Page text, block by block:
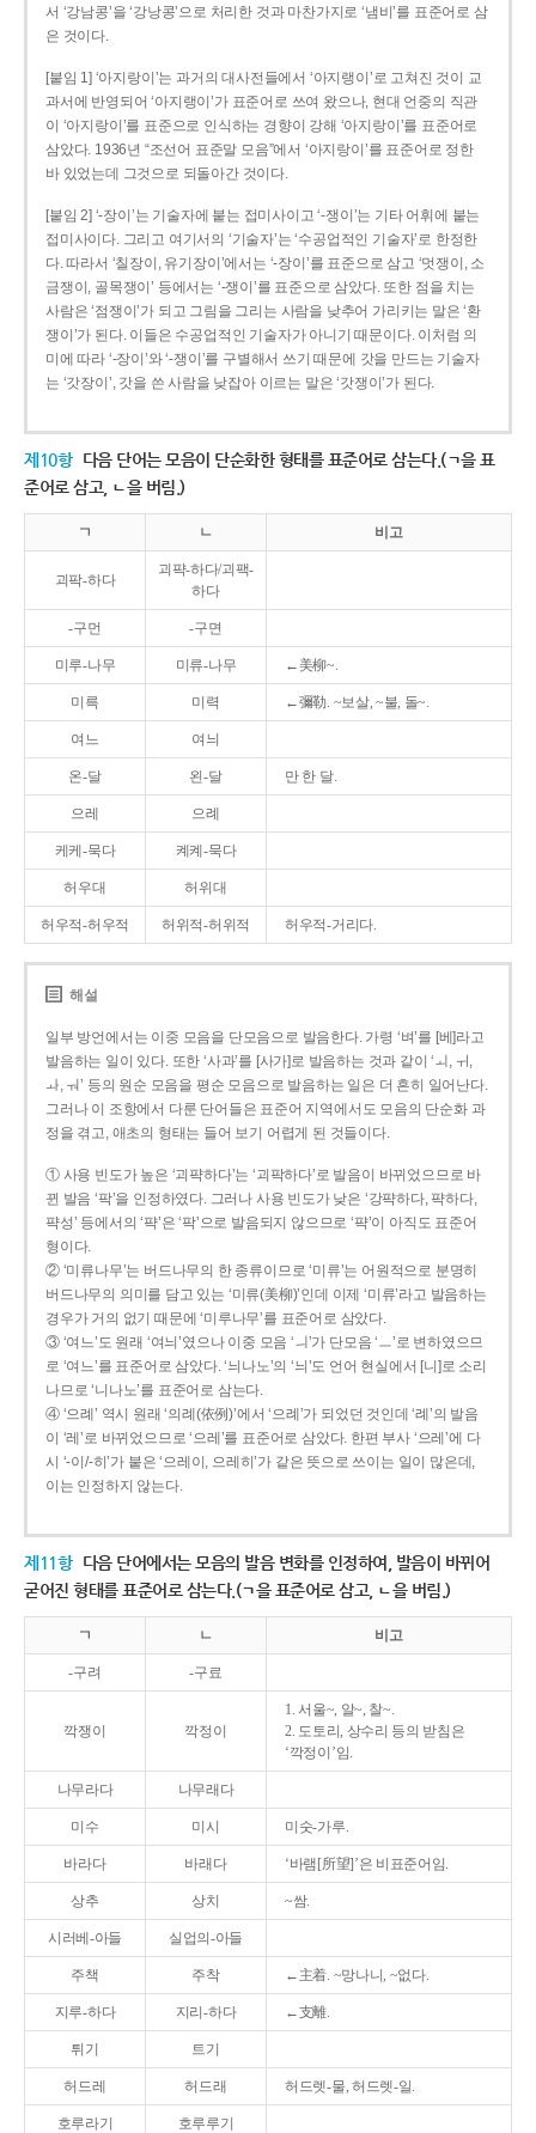
서 ‘강남콩’을 ‘강낭콩’으로 처리한 것과 마찬가지로 ‘냄비’를 표준어로 삼
은 것이다.
[붙임 1] ‘아지랑이’는 과거의 대사전들에서 ‘아지랭이’로 고쳐진 것이 교
과서에 반영되어 ‘아지랭이’가 표준어로 쓰여 왔으나, 현대 언중의 직관
이 ‘아지랑이’를 표준으로 인식하는 경향이 강해 ‘아지랑이’를 표준어로
삼았다. 1936년 “조선어 표준말 모음”에서 ‘아지랑이’를 표준어로 정한
바 있었는데 그것으로 되돌아간 것이다.
[붙임 2] ‘-장이’는 기술자에 붙는 접미사이고 ‘-쟁이’는 기타 어휘에 붙는
접미사이다. 그리고 여기서의 ‘기술자’는 ‘수공업적인 기술자’로 한정한
다. 따라서 ‘칠장이, 유기장이’에서는 ‘-장이’를 표준으로 삼고 ‘멋쟁이, 소
금쟁이, 골목쟁이’ 등에서는 ‘-쟁이’를 표준으로 삼았다. 또한 점을 치는
사람은 ‘점쟁이’가 되고 그림을 그리는 사람을 낮추어 가리키는 말은 ‘환
쟁이’가 된다. 이들은 수공업적인 기술자가 아니기 때문이다. 이처럼 의
미에 따라 ‘-장이’와 ‘-쟁이’를 구별해서 쓰기 때문에 갓을 만드는 기술자
는 ‘갓장이’, 갓을 쓴 사람을 낮잡아 이르는 말은 ‘갓쟁이’가 된다.
제10항 다음 단어는 모음이 단순화한 형태를 표준어로 삼는다.(ㄱ을 표
준어로 삼고, ㄴ을 버림.)
ㄱ ㄴ 비고
괴팍-하다
괴퍅-하다/괴팩-
하다
-구먼 -구면
미루-나무 미류-나무 ←美柳~.
미륵 미력 ←彌勒. ~보살, ~불, 돌~.
여느 여늬
온-달 왼-달 만 한 달.
으레 으례
케케-묵다 켸켸-묵다
허우대 허위대
허우적-허우적 허위적-허위적 허우적-거리다.
해설
일부 방언에서는 이중 모음을 단모음으로 발음한다. 가령 ‘벼’를 [베]라고
발음하는 일이 있다. 또한 ‘사과’를 [사가]로 발음하는 것과 같이 ‘ㅚ, ㅟ,
ㅘ, ㅝ’ 등의 원순 모음을 평순 모음으로 발음하는 일은 더 흔히 일어난다.
그러나 이 조항에서 다룬 단어들은 표준어 지역에서도 모음의 단순화 과
정을 겪고, 애초의 형태는 들어 보기 어렵게 된 것들이다.
① 사용 빈도가 높은 ‘괴퍅하다’는 ‘괴팍하다’로 발음이 바뀌었으므로 바
뀐 발음 ‘팍’을 인정하였다. 그러나 사용 빈도가 낮은 ‘강퍅하다, 퍅하다,
퍅성’ 등에서의 ‘퍅’은 ‘팍’으로 발음되지 않으므로 ‘퍅’이 아직도 표준어
형이다.
② ‘미류나무’는 버드나무의 한 종류이므로 ‘미류’는 어원적으로 분명히
버드나무의 의미를 담고 있는 ‘미류(美柳)’인데 이제 ‘미류’라고 발음하는
경우가 거의 없기 때문에 ‘미루나무’를 표준어로 삼았다.
③ ‘여느’도 원래 ‘여늬’였으나 이중 모음 ‘ㅢ’가 단모음 ‘ㅡ’로 변하였으므
로 ‘여느’를 표준어로 삼았다. ‘늬나노’의 ‘늬’도 언어 현실에서 [니]로 소리
나므로 ‘니나노’를 표준어로 삼는다.
④ ‘으례’ 역시 원래 ‘의례(依例)’에서 ‘으례’가 되었던 것인데 ‘례’의 발음
이 ‘레’로 바뀌었으므로 ‘으레’를 표준어로 삼았다. 한편 부사 ‘으레’에 다
시 ‘-이/-히’가 붙은 ‘으레이, 으레히’가 같은 뜻으로 쓰이는 일이 많은데,
이는 인정하지 않는다.
제11항 다음 단어에서는 모음의 발음 변화를 인정하여, 발음이 바뀌어
굳어진 형태를 표준어로 삼는다.(ㄱ을 표준어로 삼고, ㄴ을 버림.)
ㄱ ㄴ 비고
-구려 -구료
깍쟁이 깍정이
1. 서울~, 알~, 찰~.
2. 도토리, 상수리 등의 받침은
‘깍정이’임.
나무라다 나무래다
미수 미시 미숫-가루.
바라다 바래다 ‘바램[所望]’은 비표준어임.
상추 상치 ~쌈.
시러베-아들 실업의-아들
주책 주착 ←主着. ~망나니, ~없다.
지루-하다 지리-하다 ←支離.
튀기 트기
허드레 허드래 허드렛-물, 허드렛-일.
호루라기 호루루기